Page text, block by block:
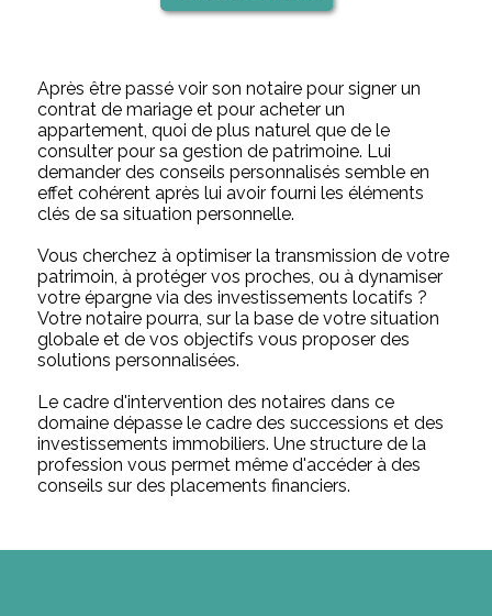
Après être passé voir son notaire pour signer un
contrat de mariage et pour acheter un
appartement, quoi de plus naturel que de le
consulter pour sa gestion de patrimoine. Lui
demander des conseils personnalisés semble en
effet cohérent après lui avoir fourni les éléments
clés de sa situation personnelle.
Vous cherchez à optimiser la transmission de votre
patrimoin, à protéger vos proches, ou à dynamiser
votre épargne via des investissements locatifs ?
Votre notaire pourra, sur la base de votre situation
globale et de vos objectifs vous proposer des
solutions personnalisées.
Le cadre d'intervention des notaires dans ce
domaine dépasse le cadre des successions et des
investissements immobiliers. Une structure de la
profession vous permet même d'accéder à des
conseils sur des placements financiers.